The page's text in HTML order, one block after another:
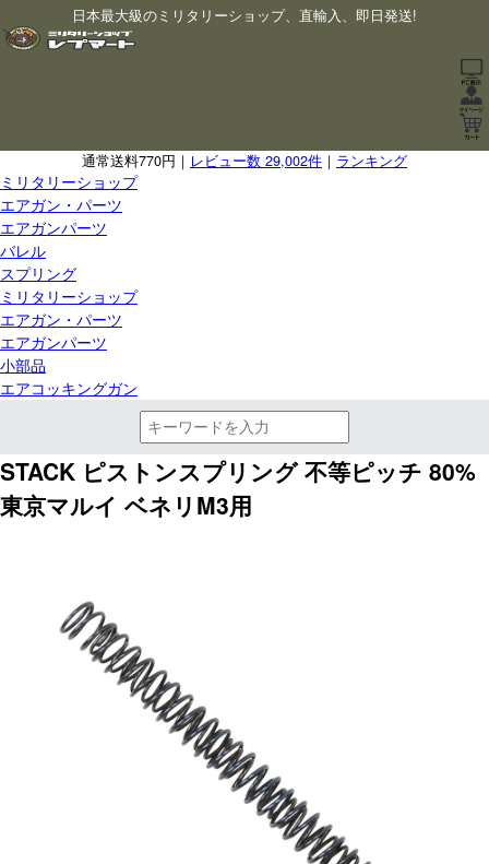
日本最大級のミリタリーショップ、直輸入、即日発送!
通常送料770円｜ レビュー数 29,002件 ｜ ランキング
ミリタリーショップ
エアガン・パーツ
エアガンパーツ
バレル
スプリング
ミリタリーショップ
エアガン・パーツ
エアガンパーツ
小部品
エアコッキングガン
STACK ピストンスプリング 不等ピッチ 80%
東京マルイ ベネリM3用